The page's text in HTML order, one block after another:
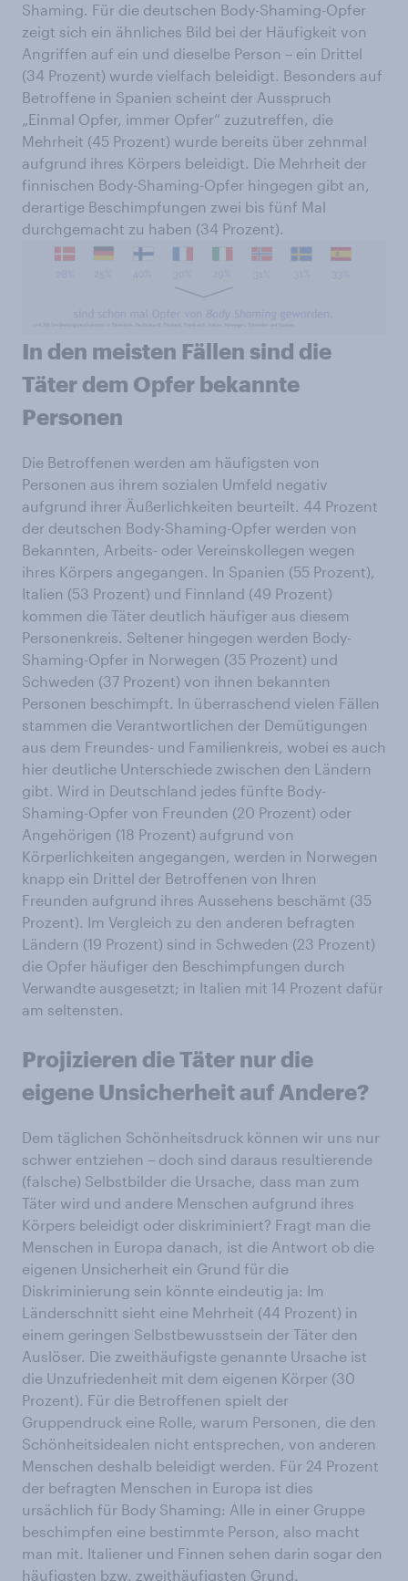
Shaming. Für die deutschen Body-Shaming-Opfer
zeigt sich ein ähnliches Bild bei der Häufigkeit von
Angriffen auf ein und dieselbe Person – ein Drittel
(34 Prozent) wurde vielfach beleidigt. Besonders auf
Betroffene in Spanien scheint der Ausspruch
„Einmal Opfer, immer Opfer“ zuzutreffen, die
Mehrheit (45 Prozent) wurde bereits über zehnmal
aufgrund ihres Körpers beleidigt. Die Mehrheit der
finnischen Body-Shaming-Opfer hingegen gibt an,
derartige Beschimpfungen zwei bis fünf Mal
durchgemacht zu haben (34 Prozent).
In den meisten Fällen sind die
Täter dem Opfer bekannte
Personen
Die Betroffenen werden am häufigsten von
Personen aus ihrem sozialen Umfeld negativ
aufgrund ihrer Äußerlichkeiten beurteilt. 44 Prozent
der deutschen Body-Shaming-Opfer werden von
Bekannten, Arbeits- oder Vereinskollegen wegen
ihres Körpers angegangen. In Spanien (55 Prozent),
Italien (53 Prozent) und Finnland (49 Prozent)
kommen die Täter deutlich häufiger aus diesem
Personenkreis. Seltener hingegen werden Body-
Shaming-Opfer in Norwegen (35 Prozent) und
Schweden (37 Prozent) von ihnen bekannten
Personen beschimpft. In überraschend vielen Fällen
stammen die Verantwortlichen der Demütigungen
aus dem Freundes- und Familienkreis, wobei es auch
hier deutliche Unterschiede zwischen den Ländern
gibt. Wird in Deutschland jedes fünfte Body-
Shaming-Opfer von Freunden (20 Prozent) oder
Angehörigen (18 Prozent) aufgrund von
Körperlichkeiten angegangen, werden in Norwegen
knapp ein Drittel der Betroffenen von Ihren
Freunden aufgrund ihres Aussehens beschämt (35
Prozent). Im Vergleich zu den anderen befragten
Ländern (19 Prozent) sind in Schweden (23 Prozent)
die Opfer häufiger den Beschimpfungen durch
Verwandte ausgesetzt; in Italien mit 14 Prozent dafür
am seltensten.
Projizieren die Täter nur die
eigene Unsicherheit auf Andere?
Dem täglichen Schönheitsdruck können wir uns nur
schwer entziehen – doch sind daraus resultierende
(falsche) Selbstbilder die Ursache, dass man zum
Täter wird und andere Menschen aufgrund ihres
Körpers beleidigt oder diskriminiert? Fragt man die
Menschen in Europa danach, ist die Antwort ob die
eigenen Unsicherheit ein Grund für die
Diskriminierung sein könnte eindeutig ja: Im
Länderschnitt sieht eine Mehrheit (44 Prozent) in
einem geringen Selbstbewusstsein der Täter den
Auslöser. Die zweithäufigste genannte Ursache ist
die Unzufriedenheit mit dem eigenen Körper (30
Prozent). Für die Betroffenen spielt der
Gruppendruck eine Rolle, warum Personen, die den
Schönheitsidealen nicht entsprechen, von anderen
Menschen deshalb beleidigt werden. Für 24 Prozent
der befragten Menschen in Europa ist dies
ursächlich für Body Shaming: Alle in einer Gruppe
beschimpfen eine bestimmte Person, also macht
man mit. Italiener und Finnen sehen darin sogar den
häufigsten bzw. zweithäufigsten Grund.